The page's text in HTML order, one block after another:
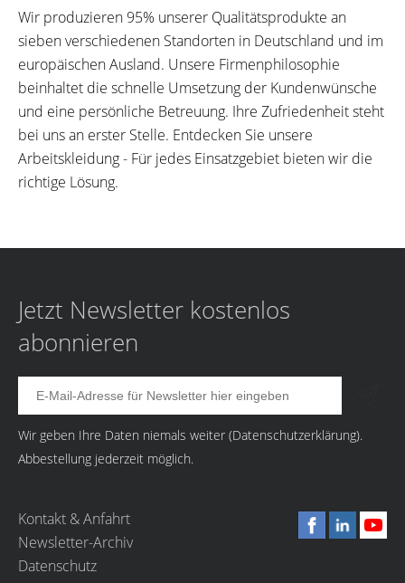
Wir produzieren 95% unserer Qualitätsprodukte an
sieben verschiedenen Standorten in Deutschland und im
europäischen Ausland. Unsere Firmenphilosophie
beinhaltet die schnelle Umsetzung der Kundenwünsche
und eine persönliche Betreuung. Ihre Zufriedenheit steht
bei uns an erster Stelle. Entdecken Sie unsere
Arbeitskleidung - Für jedes Einsatzgebiet bieten wir die
richtige Lösung.
Jetzt Newsletter kostenlos
abonnieren
Wir geben Ihre Daten niemals weiter (Datenschutzerklärung).
Abbestellung jederzeit möglich.
Kontakt & Anfahrt
Newsletter-Archiv
Datenschutz